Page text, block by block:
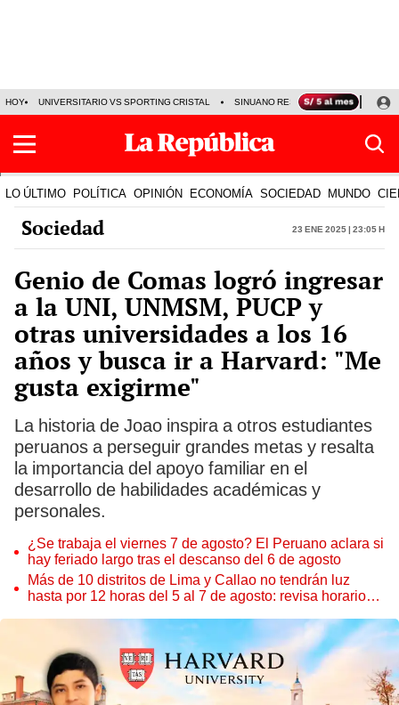
HOY UNIVERSITARIO VS SPORTING CRISTAL SINUANO RESULTADOS HOY
LO ÚLTIMO POLÍTICA OPINIÓN ECONOMÍA SOCIEDAD MUNDO
Sociedad 23 Ene 2025 | 23:05 h
Genio de Comas logró ingresar
a la UNI, UNMSM, PUCP y
otras universidades a los 16
años y busca ir a Harvard: "Me
gusta exigirme"
La historia de Joao inspira a otros estudiantes
peruanos a perseguir grandes metas y resalta
la importancia del apoyo familiar en el
desarrollo de habilidades académicas y
personales.
¿Se trabaja el viernes 7 de agosto? El Peruano aclara si
hay feriado largo tras el descanso del 6 de agosto
Más de 10 distritos de Lima y Callao no tendrán luz
hasta por 12 horas del 5 al 7 de agosto: revisa horarios y